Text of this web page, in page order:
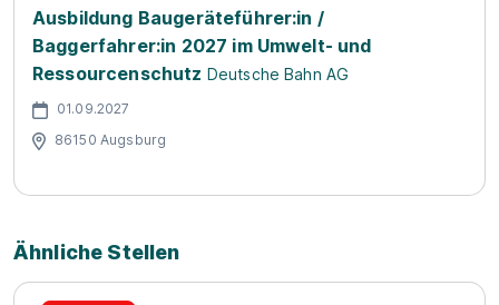
Ausbildung Baugeräteführer:in /
Baggerfahrer:in 2027 im Umwelt- und
Ressourcenschutz Deutsche Bahn AG
01.09.2027
86150 Augsburg
Ähnliche Stellen